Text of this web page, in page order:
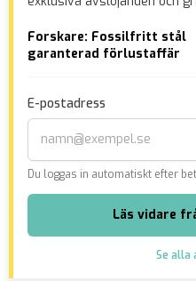
Forskare: Fossilfritt stål
garanterad förlustaffär
E-postadress
Du loggas in automatiskt efter
Läs vidare
Se